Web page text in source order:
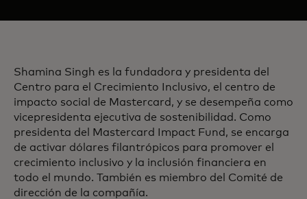
Shamina Singh es la fundadora y presidenta del
Centro para el Crecimiento Inclusivo, el centro de
impacto social de Mastercard, y se desempeña como
vicepresidenta ejecutiva de sostenibilidad. Como
presidenta del Mastercard Impact Fund, se encarga
de activar dólares filantrópicos para promover el
crecimiento inclusivo y la inclusión financiera en
todo el mundo. También es miembro del Comité de
dirección de la compañía.